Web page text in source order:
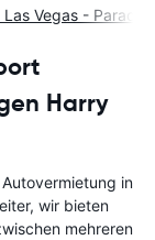
Vegas - Paradise
Harry
in
wir bieten
mehreren